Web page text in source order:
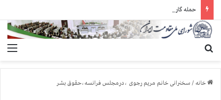
خانه / سخنرانی خانم مریم رجوی ،درمجلس فرانسه،حقوق بشر